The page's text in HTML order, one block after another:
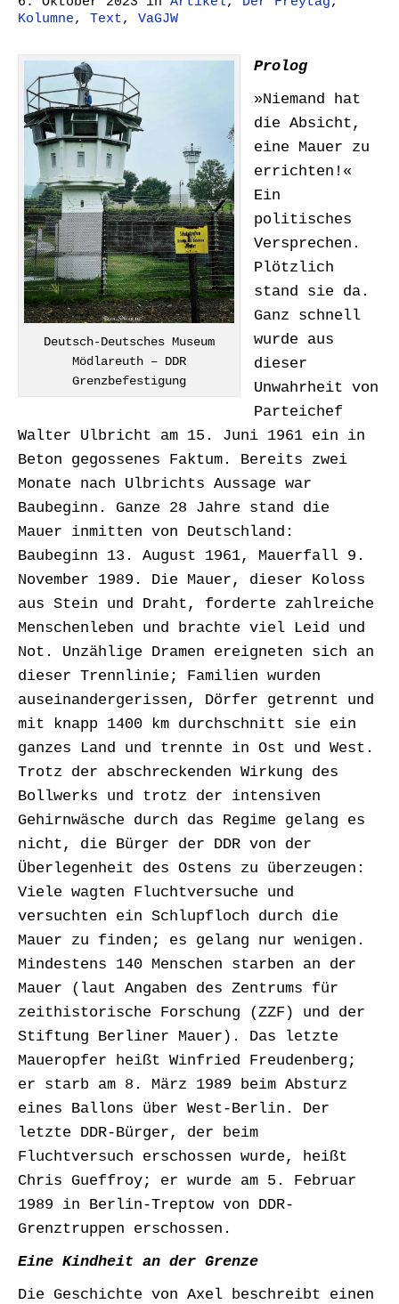
Kolumne, Text, VaGJW
Deutsch-Deutsches Museum
Mödlareuth – DDR
Grenzbefestigung
Prolog
»Niemand hat
die Absicht,
eine Mauer zu
errichten!«
Ein
politisches
Versprechen.
Plötzlich
stand sie da.
Ganz schnell
wurde aus
dieser
Unwahrheit von
Parteichef
Walter Ulbricht am 15. Juni 1961 ein in
Beton gegossenes Faktum. Bereits zwei
Monate nach Ulbrichts Aussage war
Baubeginn. Ganze 28 Jahre stand die
Mauer inmitten von Deutschland:
Baubeginn 13. August 1961, Mauerfall 9.
November 1989. Die Mauer, dieser Koloss
aus Stein und Draht, forderte zahlreiche
Menschenleben und brachte viel Leid und
Not. Unzählige Dramen ereigneten sich an
dieser Trennlinie; Familien wurden
auseinandergerissen, Dörfer getrennt und
mit knapp 1400 km durchschnitt sie ein
ganzes Land und trennte in Ost und West.
Trotz der abschreckenden Wirkung des
Bollwerks und trotz der intensiven
Gehirnwäsche durch das Regime gelang es
nicht, die Bürger der DDR von der
Überlegenheit des Ostens zu überzeugen:
Viele wagten Fluchtversuche und
versuchten ein Schlupfloch durch die
Mauer zu finden; es gelang nur wenigen.
Mindestens 140 Menschen starben an der
Mauer (laut Angaben des Zentrums für
zeithistorische Forschung (ZZF) und der
Stiftung Berliner Mauer). Das letzte
Maueropfer heißt Winfried Freudenberg;
er starb am 8. März 1989 beim Absturz
eines Ballons über West-Berlin. Der
letzte DDR-Bürger, der beim
Fluchtversuch erschossen wurde, heißt
Chris Gueffroy; er wurde am 5. Februar
1989 in Berlin-Treptow von DDR-
Grenztruppen erschossen.
Eine Kindheit an der Grenze
Die Geschichte von Axel beschreibt einen